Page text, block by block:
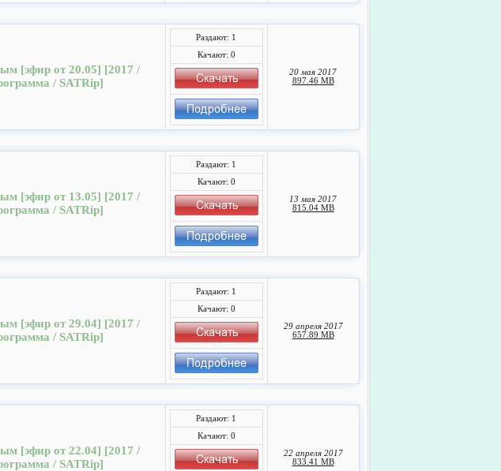
[эфир от 20.05] [2017 /
/ SATRip]
Раздают: 1
Качают: 0
20 мая 2017
897.46 MB
[эфир от 13.05] [2017 /
/ SATRip]
Раздают: 1
Качают: 0
13 мая 2017
815.04 MB
[эфир от 29.04] [2017 /
/ SATRip]
Раздают: 1
Качают: 0
29 апреля 2017
657.89 MB
[эфир от 22.04] [2017 /
/ SATRip]
Раздают: 1
Качают: 0
22 апреля 2017
833.41 MB